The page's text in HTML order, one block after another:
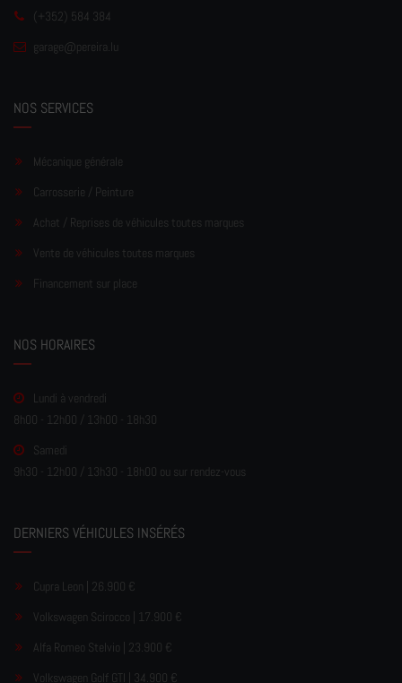
(+352) 584 384
garage@pereira.lu
NOS SERVICES
Mécanique générale
Carrosserie / Peinture
Achat / Reprises de véhicules toutes marques
Vente de véhicules toutes marques
Financement sur place
NOS HORAIRES
Lundi à vendredi
8h00 - 12h00 / 13h00 - 18h30
Samedi
9h30 - 12h00 / 13h30 - 18h00 ou sur rendez-vous
DERNIERS VÉHICULES INSÉRÉS
Cupra Leon | 26.900 €
Volkswagen Scirocco | 17.900 €
Alfa Romeo Stelvio | 23.900 €
Volkswagen Golf GTI | 34.900 €